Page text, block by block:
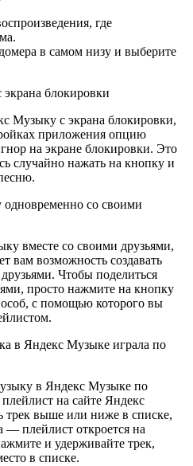
где
в самом низу и выберите
блокировки
Музыку с экрана блокировки,
приложения опцию
на экране блокировки. Это
случайно нажать на кнопку и
со своими
вместе со своими друзьями,
вам возможность создавать
Чтобы поделиться
просто нажмите на кнопку
с помощью которого вы
в Яндекс Музыке играла по
в Яндекс Музыке по
на сайте Яндекс
выше или ниже в списке,
— плейлист откроется на
и удерживайте трек,
в списке.